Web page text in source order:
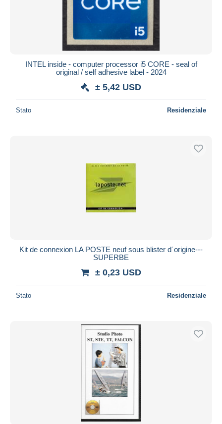
INTEL inside - computer processor i5 CORE - seal of
original / self adhesive label - 2024
± 5,42 USD
Stato Residenziale
Kit de connexion LA POSTE neuf sous blister d´origine---
SUPERBE
± 0,23 USD
Stato Residenziale